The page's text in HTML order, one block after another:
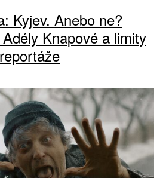
Kyjev. Anebo ne?
Knapové a limity